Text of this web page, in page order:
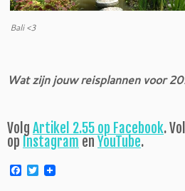
Bali <3
Wat zijn jouw reisplannen voor
Volg Artikel 2.55 op Facebook.
op Instagram en YouTube.
F T
w